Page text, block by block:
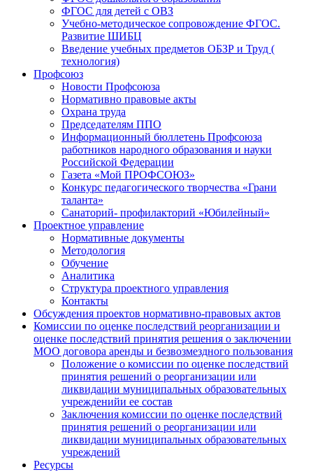
ФГОС для детей с ОВЗ
Учебно-методическое сопровождение ФГОС.
Развитие ШИБЦ
Введение учебных предметов ОБЗР и Труд (
технология)
Профсоюз
Новости Профсоюза
Нормативно правовые акты
Охрана труда
Председателям ППО
Информационный бюллетень Профсоюза
работников народного образования и науки
Российской Федерации
Газета «Мой ПРОФСОЮЗ»
Конкурс педагогического творчества «Грани
таланта»
Санаторий- профилакторий «Юбилейный»
Проектное управление
Нормативные документы
Методология
Обучение
Аналитика
Структура проектного управления
Контакты
Обсуждения проектов нормативно-правовых актов
Комиссии по оценке последствий реорганизации и
оценке последствий принятия решения о заключении
МОО договора аренды и безвозмездного пользования
Положение о комиссии по оценке последствий
принятия решений о реорганизации или
ликвидации муниципальных образовательных
учрежденийи ее состав
Заключения комиссии по оценке последствий
принятия решений о реорганизации или
ликвидации муниципальных образовательных
учреждений
Ресурсы